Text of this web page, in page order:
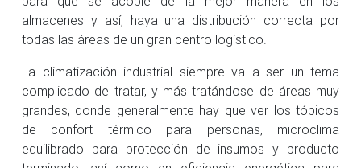
almacenes y así, haya una distribución correcta por
todas las áreas de un gran centro logístico.
La climatización industrial siempre va a ser un tema
complicado de tratar, y más tratándose de áreas muy
grandes, donde generalmente hay que ver los tópicos
de confort térmico para personas, microclima
equilibrado para protección de insumos y producto